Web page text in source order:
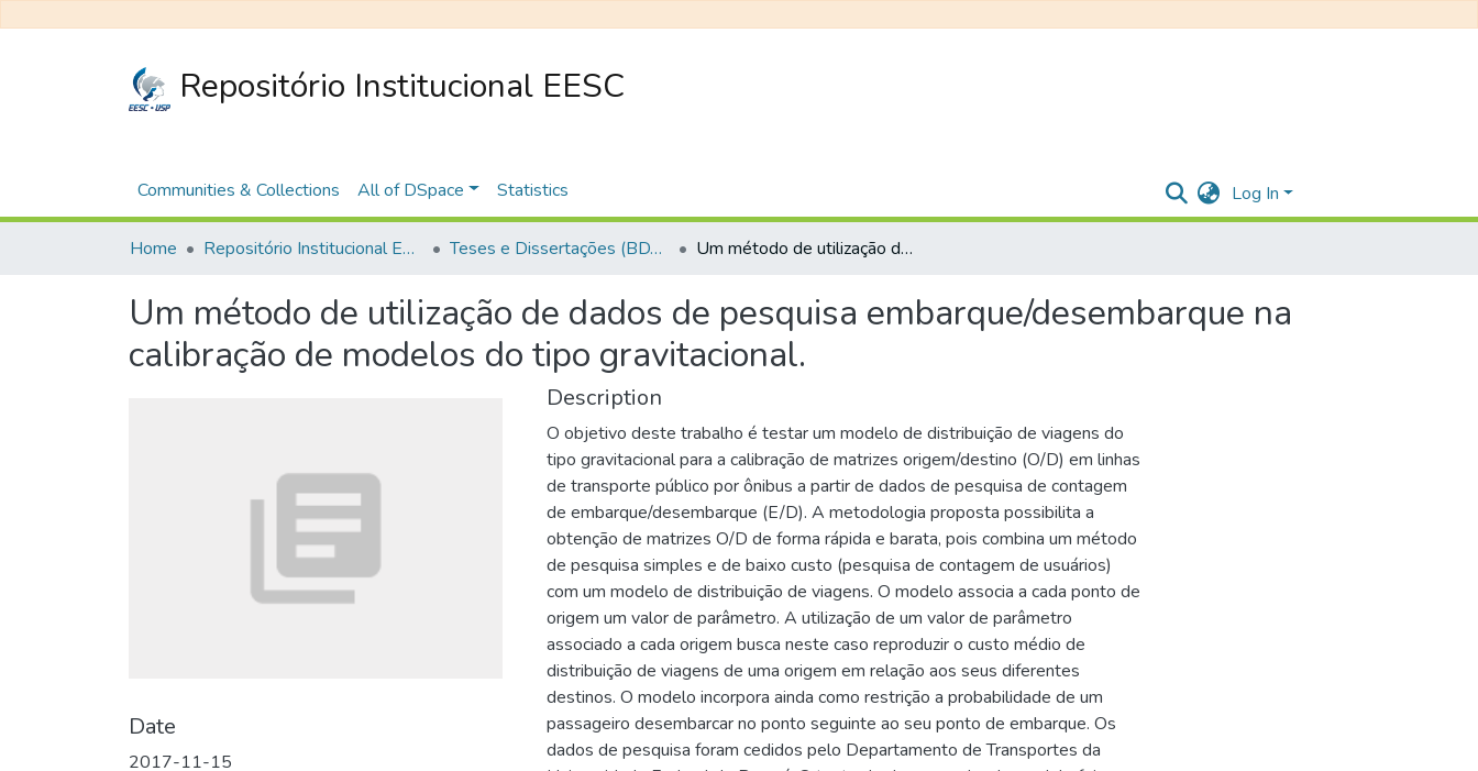
Repositório Institucional EESC
Communities & Collections All of DSpace Statistics Log In
Home Repositório Institucional EESC Teses e Dissertações (BDTD USP) Um método de utilização de dados de pesquisa embarque/desembarque na calibração de modelos do tipo gravitacional.
Um método de utilização de dados de pesquisa embarque/desembarque na
calibração de modelos do tipo gravitacional.
Date
2017-11-15
Description
O objetivo deste trabalho é testar um modelo de distribuição de viagens do
tipo gravitacional para a calibração de matrizes origem/destino (O/D) em linhas
de transporte público por ônibus a partir de dados de pesquisa de contagem
de embarque/desembarque (E/D). A metodologia proposta possibilita a
obtenção de matrizes O/D de forma rápida e barata, pois combina um método
de pesquisa simples e de baixo custo (pesquisa de contagem de usuários)
com um modelo de distribuição de viagens. O modelo associa a cada ponto de
origem um valor de parâmetro. A utilização de um valor de parâmetro
associado a cada origem busca neste caso reproduzir o custo médio de
distribuição de viagens de uma origem em relação aos seus diferentes
destinos. O modelo incorpora ainda como restrição a probabilidade de um
passageiro desembarcar no ponto seguinte ao seu ponto de embarque. Os
dados de pesquisa foram cedidos pelo Departamento de Transportes da